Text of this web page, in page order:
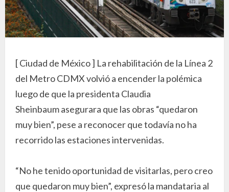
[ Ciudad de México ] La rehabilitación de la Línea 2
del Metro CDMX volvió a encender la polémica
luego de que la presidenta Claudia
Sheinbaum asegurara que las obras “quedaron
muy bien”, pese a reconocer que todavía no ha
recorrido las estaciones intervenidas.
“No he tenido oportunidad de visitarlas, pero creo
que quedaron muy bien”, expresó la mandataria al